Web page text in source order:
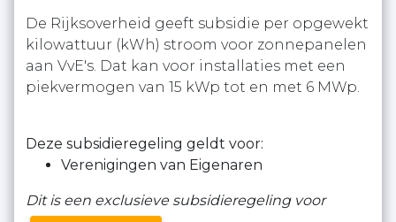
De Rijksoverheid geeft subsidie per opgewekt
kilowattuur (kWh) stroom voor zonnepanelen
aan VvE's. Dat kan voor installaties met een
piekvermogen van 15 kWp tot en met 6 MWp.
Deze subsidieregeling geldt voor:
Verenigingen van Eigenaren
Dit is een exclusieve subsidieregeling voor